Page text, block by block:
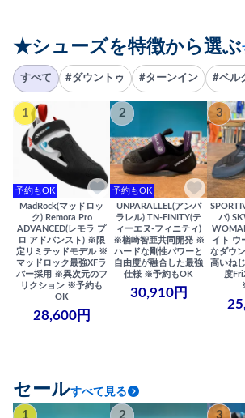
★シューズを特徴から選ぶ
すべて #ダウントゥ #ターンイン #ベル
1
予約もOK
MadRock(マッドロッ
ク) Remora Pro
ADVANCED(レモラ プ
ロ アドバンスト) ※限
定リミテッドモデル ※
マッドロック最強XFラ
バー採用 ※異次元のフ
リクション ※予約も
OK
28,600円
2
予約もOK
UNPARALLEL(アンパ
ラレル) TN-FINITY(テ
ィーエヌ-フィニティ)
※楢崎智亜共同開発 ※
ハードな剛性パワーと
自由度が融合した最強
仕様 ※予約もOK
30,910円
3
バ)
イト ウ
なダウ
高いね
度
セールすべて見る
1 2 3